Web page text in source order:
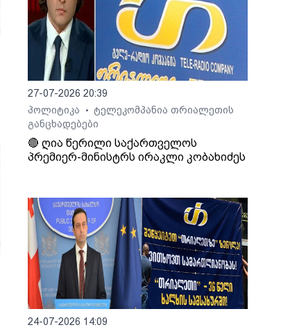
27-07-2026 20:39
პოლიტიკა
•
ტელეკომპანია თრიალეთის
განცხადებები
🔴 ღია წერილი საქართველოს
პრემიერ-მინისტრს ირაკლი კობახიძეს
24-07-2026 14:09